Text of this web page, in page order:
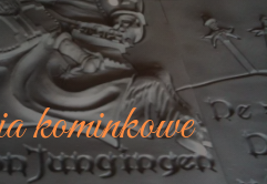
kominkowe